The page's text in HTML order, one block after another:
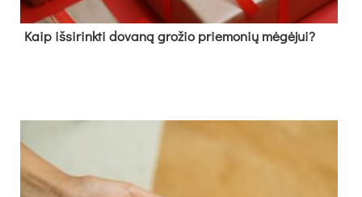
Kaip išsirinkti dovaną grožio priemonių mėgėjui?